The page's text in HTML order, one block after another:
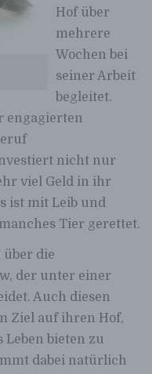
Hof über
mehrere
Wochen bei
seiner Arbeit
begleitet.
engagierten
nicht nur
viel Geld in ihr
ist mit Leib und
Tier gerettet.
die
der unter einer
Auch diesen
Ziel auf ihren Hof,
bieten zu
dabei natürlich